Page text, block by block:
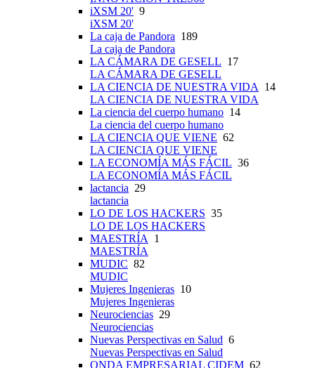
iXSM 20' 9
iXSM 20'
La caja de Pandora 189
La caja de Pandora
LA CÁMARA DE GESELL 17
LA CÁMARA DE GESELL
LA CIENCIA DE NUESTRA VIDA
14
LA CIENCIA DE NUESTRA VIDA
La ciencia del cuerpo humano 14
La ciencia del cuerpo humano
LA CIENCIA QUE VIENE 62
LA CIENCIA QUE VIENE
LA ECONOMÍA MÁS FÁCIL 36
LA ECONOMÍA MÁS FÁCIL
lactancia 29
lactancia
LO DE LOS HACKERS 35
LO DE LOS HACKERS
MAESTRÍA
1
MAESTRÍA
MUDIC 82
MUDIC
Mujeres Ingenieras 10
Mujeres Ingenieras
Neurociencias 29
Neurociencias
Nuevas Perspectivas en Salud 6
Nuevas Perspectivas en Salud
ONDA EMPRESARIAL CIDEM 62